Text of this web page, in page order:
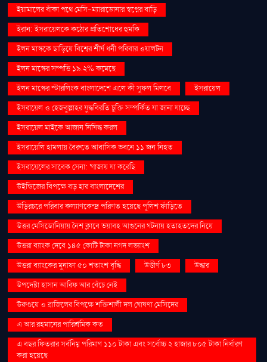
ইয়ামালের বাঁকা পথে মেসি-ম্যারাডোনার স্বপ্নের বাড়ি
ইরান: ইসরায়েলকে কঠোর প্রতিশোধের হুমকি
ইলন মাস্ককে ছাড়িয়ে বিশ্বের শীর্ষ ধনী পরিবার ওয়ালটন
ইলন মাস্কের সম্পত্তি ১৯.২% কমেছে
ইলন মাস্কের স্টারলিংক বাংলাদেশে এলে কী সুফল মিলবে
ইসরায়েল
ইসরায়েল ও হেজবুল্লাহর যুদ্ধবিরতি চুক্তি সম্পর্কিত যা জানা যাচ্ছে
ইসরায়েল মাইকে আজান নিষিদ্ধ করল
ইসরায়েলি হামলায় বৈরুতে আবাসিক ভবনে ১১ জন নিহত
ইসরায়েলের সাবেক সেনা: 'গাজায় যা করেছি
উইন্ডিজের বিপক্ষে বড় হার বাংলাদেশের
উড়িরচরে পরিবার কল্যাণকেন্দ্র পরিণত হয়েছে পুলিশ ফাঁড়িতে
উত্তর মেসিডোনিয়ায় নৈশ ক্লাবে ভয়াবহ আগুনের ঘটনায় হতাহতদের নিয়ে
উত্তরা ব্যাংক দেবে ১৪৫ কোটি টাকা নগদ লভ্যাংশ
উত্তরা ব্যাংকের মুনাফা ৫০ শতাংশ বৃদ্ধি
উত্তীর্ণ ৮৩
উদ্ধার
উপদেষ্টা হাসান আরিফ আর বেঁচে নেই
উরুগুয়ে ও ব্রাজিলের বিপক্ষে শক্তিশালী দল ঘোষণা মেসিদের
এ আর রহমানের পারিশ্রমিক কত
এ বছর ফিতরার সর্বনিম্ন পরিমাণ ১১০ টাকা এবং সর্বোচ্চ ২ হাজার ৮০৫ টাকা নির্ধারণ
করা হয়েছে